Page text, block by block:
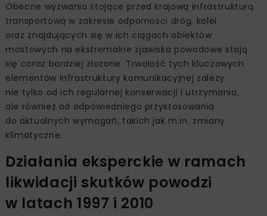
Obecne wyzwania stojące przed krajową infrastrukturą
transportową w zakresie odporności dróg, kolei
oraz znajdujących się w ich ciągach obiektów
mostowych na ekstremalne zjawiska powodowe stają
się coraz bardziej złożone. Trwałość tych kluczowych
elementów infrastruktury komunikacyjnej zależy
nie tylko od ich regularnej konserwacji i utrzymania,
ale również od odpowiedniego przystosowania
do aktualnych wymagań, takich jak m.in. zmiany
klimatyczne.
Działania eksperckie w ramach
likwidacji skutków powodzi
w latach 1997 i 2010